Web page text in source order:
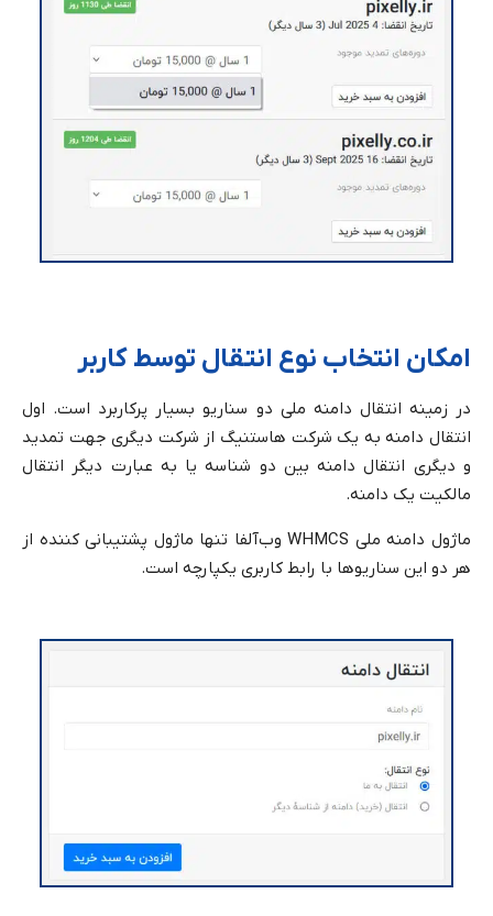
امکان انتخاب نوع انتقال توسط کاربر
در زمینه انتقال دامنه ملی دو سناریو بسیار پرکاربرد است. اول
انتقال دامنه به یک شرکت هاستنیگ از شرکت دیگری جهت تمدید
و دیگری انتقال دامنه بین دو شناسه یا به عبارت دیگر انتقال
مالکیت یک دامنه.
ماژول دامنه ملی WHMCS وب‌آلفا تنها ماژول پشتیبانی کننده از
هر دو این سناریوها با رابط کاربری یکپارچه است.